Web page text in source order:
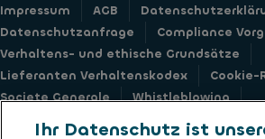
Impressum AGB
Datenschutzanfrage
Compliance
Verhaltens- und ethische Grundsätze
Lieferanten Verhaltenskodex
Cookie-
Societe Generale
Whistleblowing
Ihr Datenschutz ist